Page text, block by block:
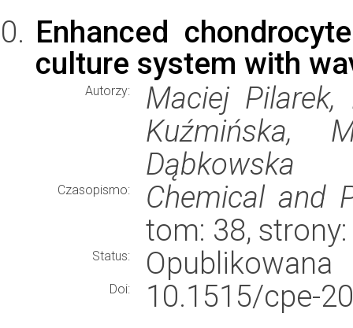
Enhanced
culture system with
Autorzy:
Maciej Pilarek,
Kuźmińska,
Dąbkowska
Czasopismo:
Chemical and
tom: 38,
Status: Opublikowana
Doi:
10.1515/cpe-